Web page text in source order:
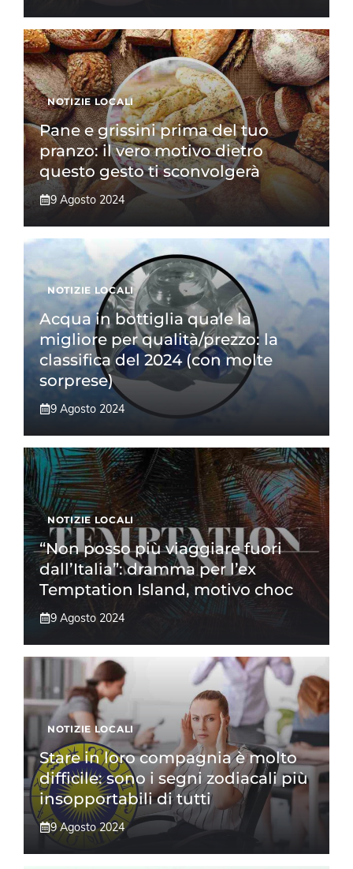
NOTIZIE LOCALI
Pane e grissini prima del tuo
pranzo: il vero motivo dietro
questo gesto ti sconvolgerà
9 Agosto 2024
NOTIZIE LOCALI
Acqua in bottiglia quale la
migliore per qualità/prezzo: la
classifica del 2024 (con molte
sorprese)
9 Agosto 2024
NOTIZIE LOCALI
“Non posso più viaggiare fuori
dall’Italia”: dramma per l’ex
Temptation Island, motivo choc
9 Agosto 2024
NOTIZIE LOCALI
Stare in loro compagnia è molto
difficile: sono i segni zodiacali più
insopportabili di tutti
9 Agosto 2024